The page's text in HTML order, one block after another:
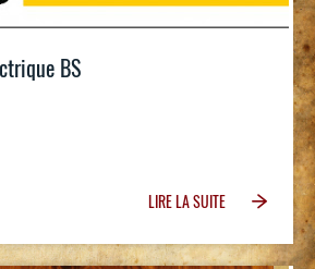
BS
LIRE LA SUITE